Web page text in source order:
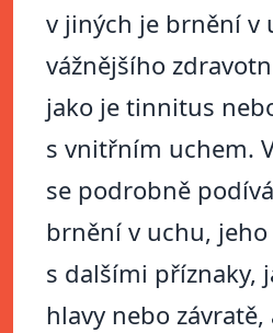
v jiných je brnění v
vážnějšího
jako je tinnitus
s vnitřním uchem.
se podrobně
brnění v uchu,
s dalšími příznaky,
hlavy nebo